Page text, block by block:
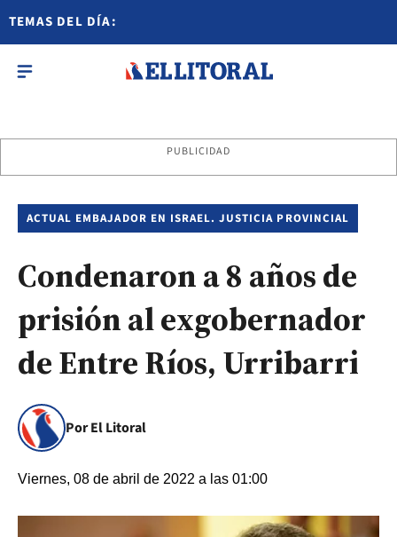
TEMAS DEL DÍA:
PUBLICIDAD
ACTUAL EMBAJADOR EN ISRAEL. JUSTICIA PROVINCIAL
Condenaron a 8 años de
prisión al exgobernador
de Entre Ríos, Urribarri
Por El Litoral
Viernes, 08 de abril de 2022 a las 01:00